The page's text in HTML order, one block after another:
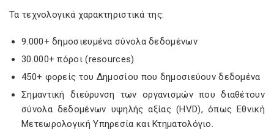
Τα τεχνολογικά χαρακτηριστικά της:
9.000+ δημοσιευμένα σύνολα δεδομένων
30.000+ πόροι (resources)
450+ φορείς του Δημοσίου που δημοσιεύουν δεδομένα
Σημαντική διεύρυνση των οργανισμών που διαθέτουν
σύνολα δεδομένων υψηλής αξίας (HVD), όπως Εθνική
Μετεωρολογική Υπηρεσία και Κτηματολόγιο.